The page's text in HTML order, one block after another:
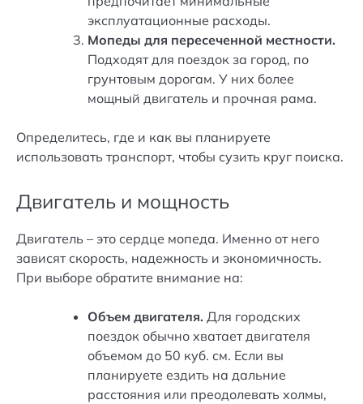
эксплуатационные расходы.
Мопеды для пересеченной местности.
Подходят для поездок за город, по
грунтовым дорогам. У них более
мощный двигатель и прочная рама.
Определитесь, где и как вы планируете
использовать транспорт, чтобы сузить круг поиска.
Двигатель и мощность
Двигатель – это сердце мопеда. Именно от него
зависят скорость, надежность и экономичность.
При выборе обратите внимание на:
Объем двигателя. Для городских
поездок обычно хватает двигателя
объемом до 50 куб. см. Если вы
планируете ездить на дальние
расстояния или преодолевать холмы,